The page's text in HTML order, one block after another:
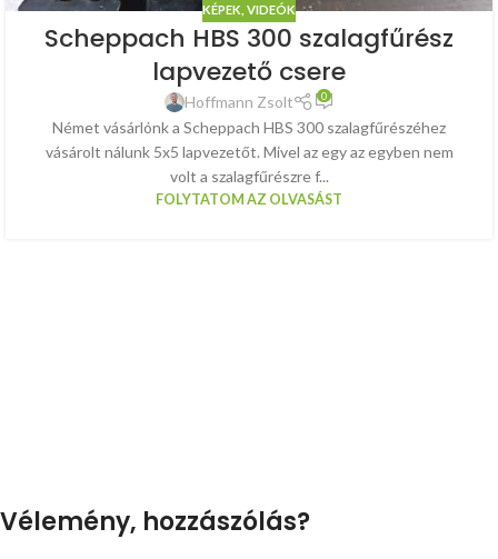
KÉPEK, VIDEÓK
Scheppach HBS 300 szalagfűrész
lapvezető csere
Hoffmann Zsolt 0
Német vásárlónk a Scheppach HBS 300 szalagfűrészéhez
vásárolt nálunk 5x5 lapvezetőt. Mivel az egy az egyben nem
volt a szalagfűrészre f...
FOLYTATOM AZ OLVASÁST
Vélemény, hozzászólás?